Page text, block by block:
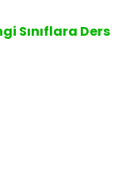
Sınıflara Ders